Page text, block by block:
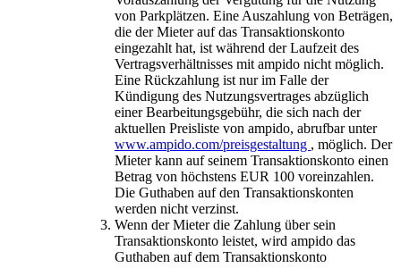
von Parkplätzen. Eine Auszahlung von Beträgen,
die der Mieter auf das Transaktionskonto
eingezahlt hat, ist während der Laufzeit des
Vertragsverhältnisses mit ampido nicht möglich.
Eine Rückzahlung ist nur im Falle der
Kündigung des Nutzungsvertrages abzüglich
einer Bearbeitungsgebühr, die sich nach der
aktuellen Preisliste von ampido, abrufbar unter
www.ampido.com/preisgestaltung , möglich. Der
Mieter kann auf seinem Transaktionskonto einen
Betrag von höchstens EUR 100 voreinzahlen.
Die Guthaben auf den Transaktionskonten
werden nicht verzinst.
Wenn der Mieter die Zahlung über sein
Transaktionskonto leistet, wird ampido das
Guthaben auf dem Transaktionskonto